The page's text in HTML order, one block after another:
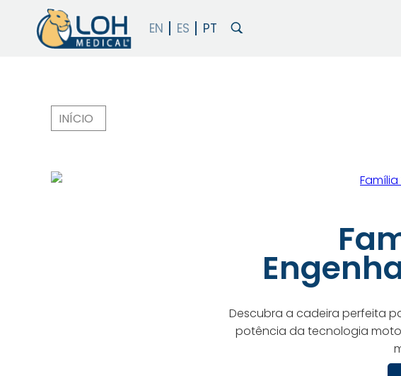
Trilha
navegação
INÍCIO
Descubra a cadeira perfeita
potência da tecnologia